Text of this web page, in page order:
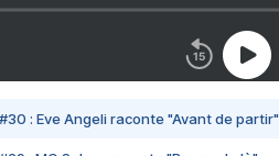
#30 : Eve Angeli raconte "Avant de partir"